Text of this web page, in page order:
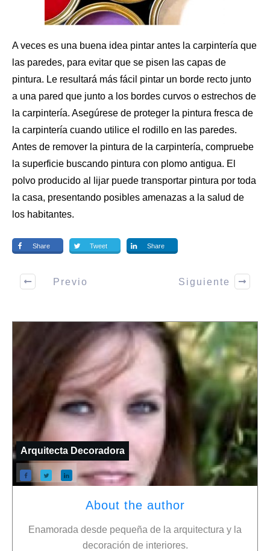
A veces es una buena idea pintar antes la carpintería que
las paredes, para evitar que se pisen las capas de
pintura. Le resultará más fácil pintar un borde recto junto
a una pared que junto a los bordes curvos o estrechos de
la carpintería. Asegúrese de proteger la pintura fresca de
la carpintería cuando utilice el rodillo en las paredes.
Antes de remover la pintura de la carpintería, compruebe
la superficie buscando pintura con plomo antigua. El
polvo producido al lijar puede transportar pintura por toda
la casa, presentando posibles amenazas a la salud de
los habitantes.
Share Tweet Share
Previo Siguiente
Arquitecta Decoradora
About the author
Enamorada desde pequeña de la arquitectura y la
decoración de interiores.